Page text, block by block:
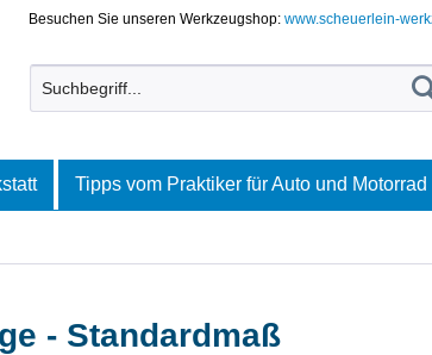
Besuchen Sie unseren Werkzeugshop:www.scheuerlein-
Tipps vom Praktiker für Auto und Motorrad
- Standardmaß